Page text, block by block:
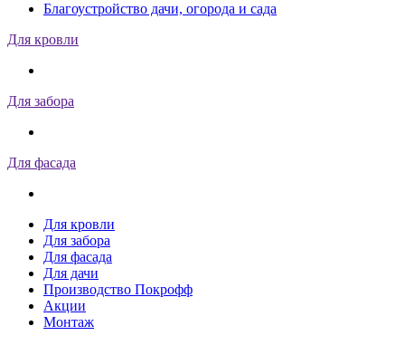
Благоустройство дачи, огорода и сада
Для кровли
Для забора
Для фасада
Для кровли
Для забора
Для фасада
Для дачи
Производство Покрофф
Акции
Монтаж